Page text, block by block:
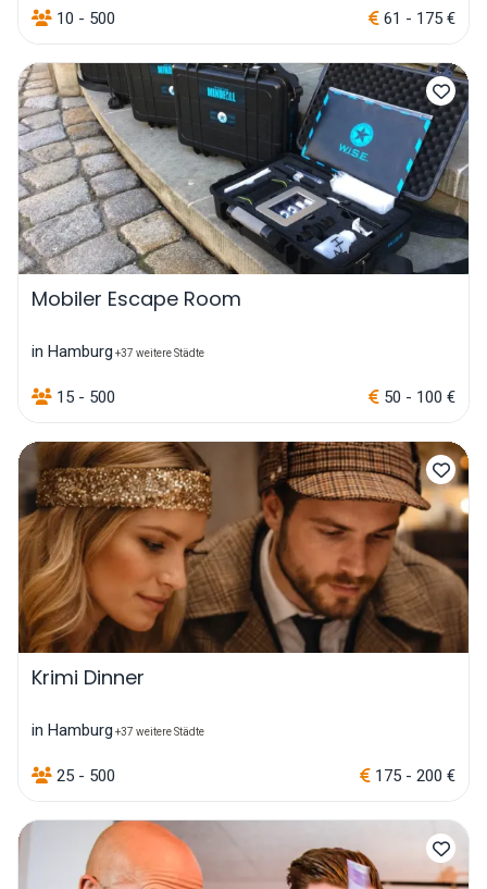
10 - 500 61 - 175 €
Mobiler Escape Room
in Hamburg +37 weitere Städte
15 - 500 50 - 100 €
Krimi Dinner
in Hamburg +37 weitere Städte
25 - 500 175 - 200 €